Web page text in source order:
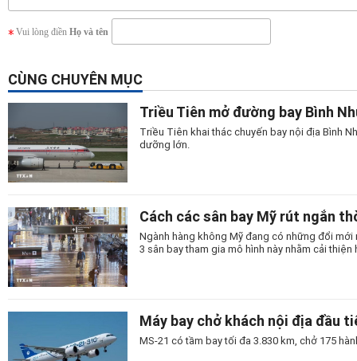
Vui lòng điền Họ và tên
CÙNG CHUYÊN MỤC
Triều Tiên mở đường bay Bình
Triều Tiên khai thác chuyến bay nội địa Bình
dưỡng lớn.
Cách các sân bay Mỹ rút ngắn
Ngành hàng không Mỹ đang có những đổi
3 sân bay tham gia mô hình này nhằm cải thiện
Máy bay chở khách nội địa đầu
MS-21 có tầm bay tối đa 3.830 km, chở 175